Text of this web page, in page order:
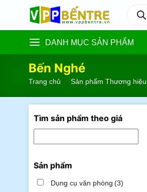
content
kiếm
phẩm
DANH MỤC SẢN PHẨM
Bến Nghé
Trang chủ Sản phẩm Thương hiệu
Tìm sản phẩm theo giá
Sản phẩm
Dụng cụ văn phòng (3)